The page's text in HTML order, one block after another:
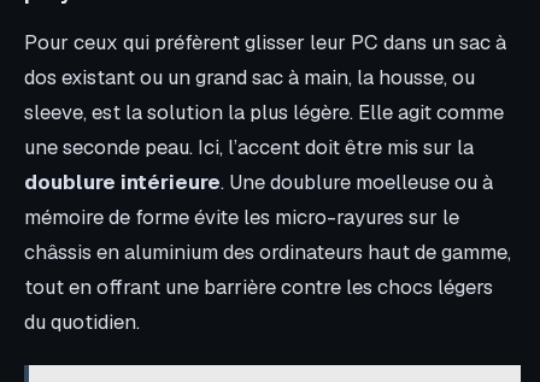
Pour ceux qui préfèrent glisser leur PC dans un sac à
dos existant ou un grand sac à main, la housse, ou
sleeve, est la solution la plus légère. Elle agit comme
une seconde peau. Ici, l’accent doit être mis sur la
doublure intérieure. Une doublure moelleuse ou à
mémoire de forme évite les micro-rayures sur le
châssis en aluminium des ordinateurs haut de gamme,
tout en offrant une barrière contre les chocs légers
du quotidien.